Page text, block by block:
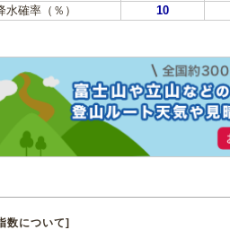
水確率（％）
10
数について]